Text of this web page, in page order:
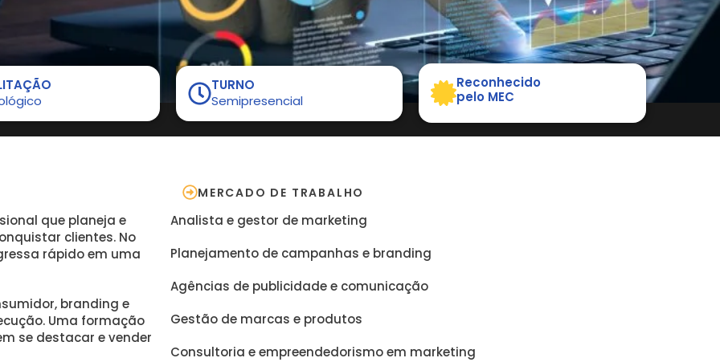
TURNO
Semipresencial
Reconhecido
pelo MEC
que planeja e
clientes. No
rápido em uma
branding e
Uma formação
se destacar e vender
MERCADO DE TRABALHO
Analista e gestor de marketing
Planejamento de campanhas e branding
Agências de publicidade e comunicação
Gestão de marcas e produtos
Consultoria e empreendedorismo em marketing